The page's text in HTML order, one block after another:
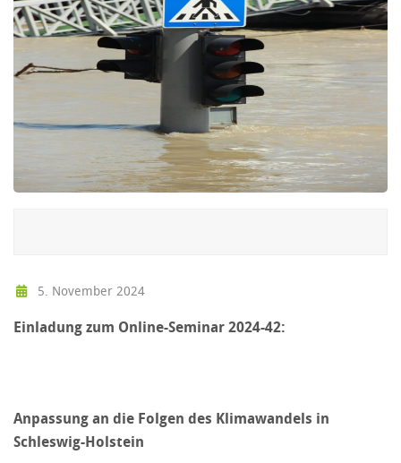
5. November 2024
Einladung zum Online-Seminar 2024-42:
Anpassung an die Folgen des Klimawandels in
Schleswig-Holstein